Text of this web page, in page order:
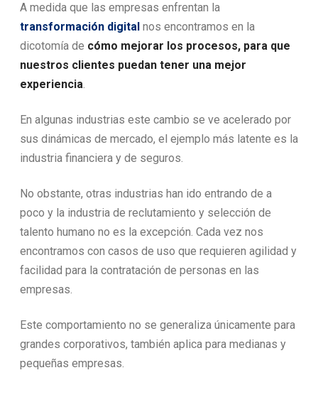
A medida que las empresas enfrentan la
transformación digital nos encontramos en la
dicotomía de cómo mejorar los procesos, para que
nuestros clientes puedan tener una mejor
experiencia
En algunas industrias este cambio se ve acelerado por
sus dinámicas de mercado, el ejemplo más latente es la
industria financiera y de seguros.
No obstante, otras industrias han ido entrando de a
poco y la industria de reclutamiento y selección de
talento humano no es la excepción. Cada vez nos
encontramos con casos de uso que requieren agilidad y
facilidad para la contratación de personas en las
empresas.
Este comportamiento no se generaliza únicamente para
grandes corporativos, también aplica para medianas y
pequeñas empresas.